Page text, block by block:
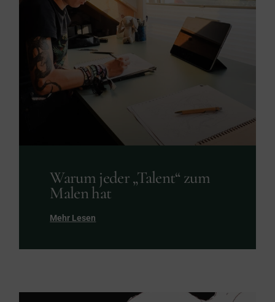
Warum jeder „Talent“ zum
Malen hat
Mehr Lesen